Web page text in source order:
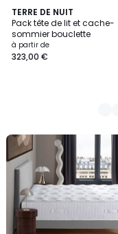
TERRE DE NUIT
Pack tête de lit et cache-
sommier bouclette
à partir de
323,00 €
4
Couleurs